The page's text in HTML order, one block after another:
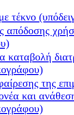
τέκνο
απόδοσης
καταβολή
της
και